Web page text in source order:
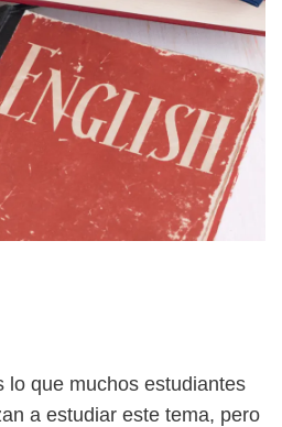
lo que muchos estudiantes
a estudiar este tema, pero